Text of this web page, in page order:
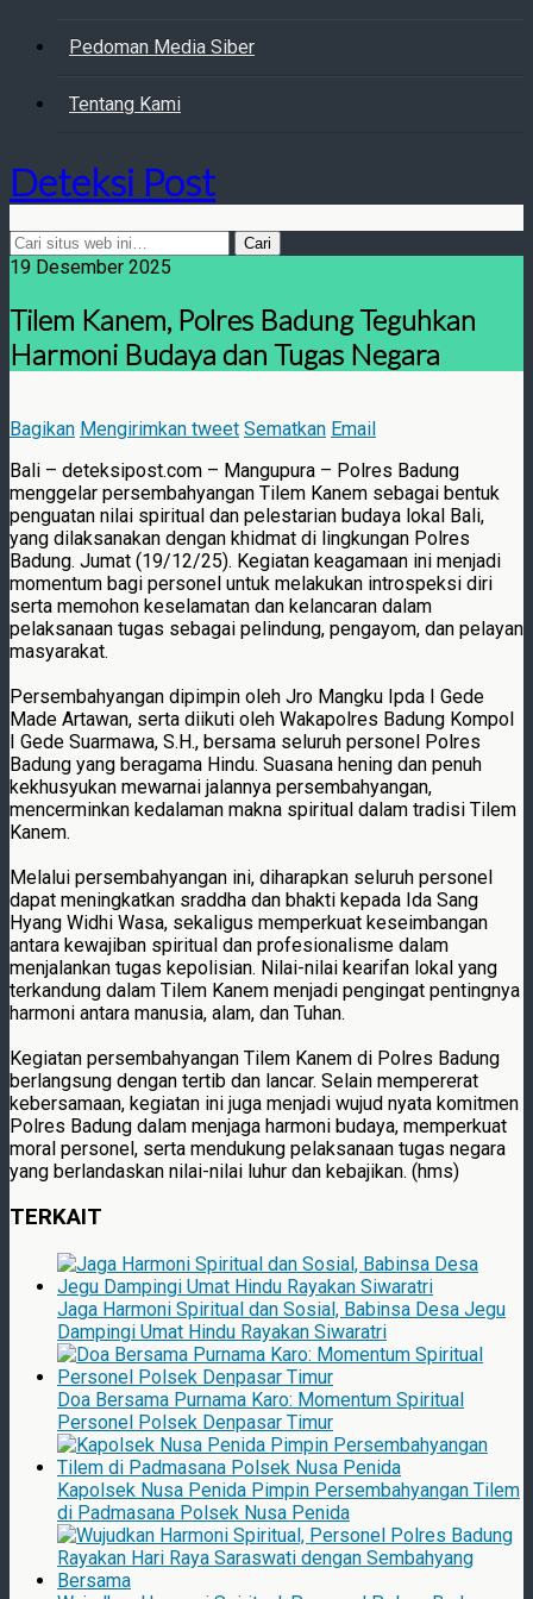
Pedoman Media Siber
Tentang Kami
Deteksi Post
19 Desember 2025
Tilem Kanem, Polres Badung Teguhkan
Harmoni Budaya dan Tugas Negara
Bagikan Mengirimkan tweet Sematkan Email
Bali – deteksipost.com – Mangupura – Polres Badung
menggelar persembahyangan Tilem Kanem sebagai bentuk
penguatan nilai spiritual dan pelestarian budaya lokal Bali,
yang dilaksanakan dengan khidmat di lingkungan Polres
Badung. Jumat (19/12/25). Kegiatan keagamaan ini menjadi
momentum bagi personel untuk melakukan introspeksi diri
serta memohon keselamatan dan kelancaran dalam
pelaksanaan tugas sebagai pelindung, pengayom, dan pelayan
masyarakat.
Persembahyangan dipimpin oleh Jro Mangku Ipda I Gede
Made Artawan, serta diikuti oleh Wakapolres Badung Kompol
I Gede Suarmawa, S.H., bersama seluruh personel Polres
Badung yang beragama Hindu. Suasana hening dan penuh
kekhusyukan mewarnai jalannya persembahyangan,
mencerminkan kedalaman makna spiritual dalam tradisi Tilem
Kanem.
Melalui persembahyangan ini, diharapkan seluruh personel
dapat meningkatkan sraddha dan bhakti kepada Ida Sang
Hyang Widhi Wasa, sekaligus memperkuat keseimbangan
antara kewajiban spiritual dan profesionalisme dalam
menjalankan tugas kepolisian. Nilai-nilai kearifan lokal yang
terkandung dalam Tilem Kanem menjadi pengingat pentingnya
harmoni antara manusia, alam, dan Tuhan.
Kegiatan persembahyangan Tilem Kanem di Polres Badung
berlangsung dengan tertib dan lancar. Selain mempererat
kebersamaan, kegiatan ini juga menjadi wujud nyata komitmen
Polres Badung dalam menjaga harmoni budaya, memperkuat
moral personel, serta mendukung pelaksanaan tugas negara
yang berlandaskan nilai-nilai luhur dan kebajikan. (hms)
TERKAIT
Jaga Harmoni Spiritual dan Sosial, Babinsa Desa Jegu
Dampingi Umat Hindu Rayakan Siwaratri
Doa Bersama Purnama Karo: Momentum Spiritual
Personel Polsek Denpasar Timur
Kapolsek Nusa Penida Pimpin Persembahyangan Tilem
di Padmasana Polsek Nusa Penida